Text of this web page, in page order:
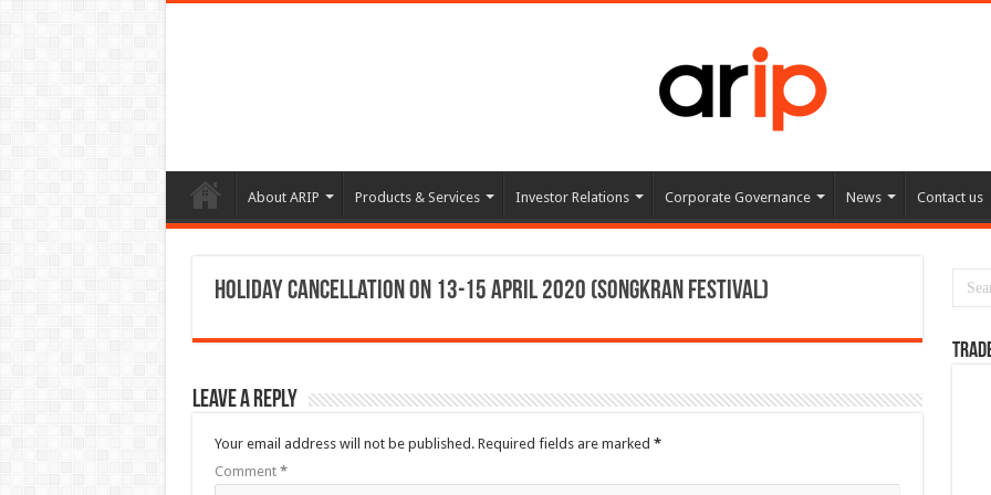
About ARIP Products & Services Investor Relations Corporate Governance News Contact us
Holiday cancellation on 13-15 April 2020 (Songkran Festival)
Leave a Reply
Your email address will not be published. Required fields are marked *
Comment *